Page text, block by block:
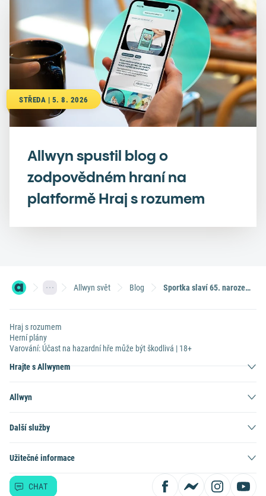
STŘEDA | 5. 8. 2026
Allwyn spustil blog o
zodpovědném hraní na
platformě Hraj s rozumem
Allwyn svět Blog Sportka slaví 65. narozeniny. Tady jsou nejvyšší výhry a kuriozity z historie
Hraj s rozumem
Herní plány
Varování: Účast na hazardní hře může být škodlivá | 18+
Hrajte s Allwynem
Allwyn
Další služby
Užitečné informace
CHAT